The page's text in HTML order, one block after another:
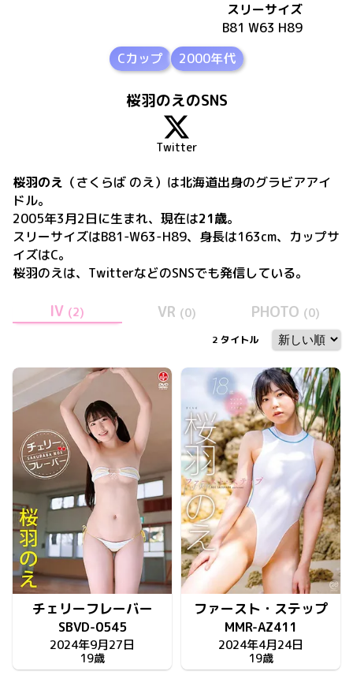
スリーサイズ
B81 W63 H89
Cカップ
2000年代
桜羽のえのSNS
Twitter
桜羽のえ （さくらば のえ） は北海道出身のグラビアアイ
ドル。
2005年3月2日に生まれ、現在は21歳。
スリーサイズはB81-W63-H89、身長は163cm、カップサ
イズはC。
桜羽のえは、 TwitterなどのSNSでも発信している。
IV (2) VR (0) PHOTO (0)
2 タイトル
チェリーフレーバー
SBVD-0545
2024年9月27日
19歳
ファースト・ステップ
MMR-AZ411
2024年4月24日
19歳